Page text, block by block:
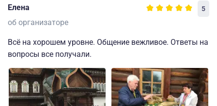
Елена 5
об организаторе
Всё на хорошем уровне. Общение вежливое. Ответы на
вопросы все получали.